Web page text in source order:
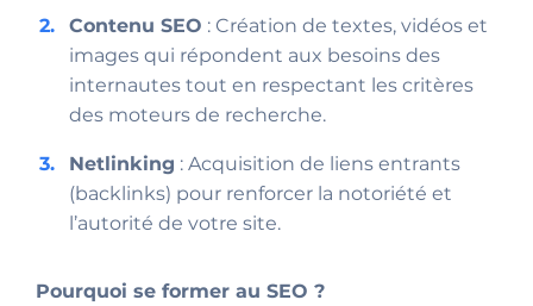
Contenu SEO : Création de textes, vidéos et
images qui répondent aux besoins des
internautes tout en respectant les critères
des moteurs de recherche.
Netlinking : Acquisition de liens entrants
(backlinks) pour renforcer la notoriété et
l’autorité de votre site.
Pourquoi se former au SEO ?